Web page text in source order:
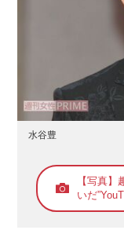
水谷豊
【写真
いだ